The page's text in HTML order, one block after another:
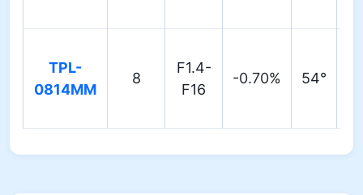
TPL-
0814MM
8
F1.4-
F16
-0.70% 54°